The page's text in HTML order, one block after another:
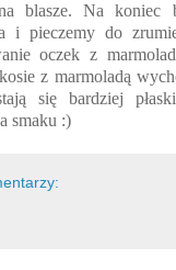
blasze. Na koniec
i pieczemy do
oczek z
z marmoladą
się bardziej
smaku :)